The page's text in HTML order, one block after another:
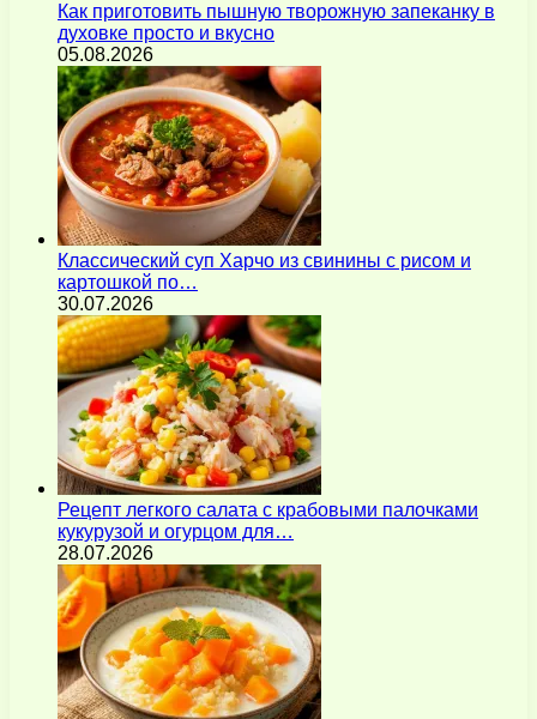
Как приготовить пышную творожную запеканку в
духовке просто и вкусно
05.08.2026
Классический суп Харчо из свинины с рисом и
картошкой по…
30.07.2026
Рецепт легкого салата с крабовыми палочками
кукурузой и огурцом для…
28.07.2026